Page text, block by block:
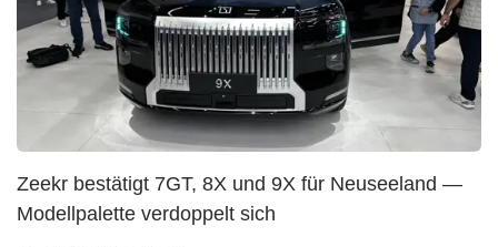
Zeekr bestätigt 7GT, 8X und 9X für Neuseeland —
Modellpalette verdoppelt sich